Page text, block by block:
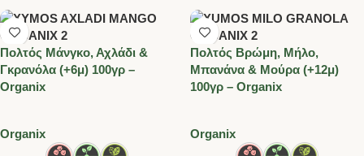
Πολτός Μάνγκο, Αχλάδι &
Γκρανόλα (+6μ) 100γρ –
Organix
Organix
Πολτός Βρώμη, Μήλο,
Μπανάνα & Μούρα (+12μ)
100γρ – Organix
Organix